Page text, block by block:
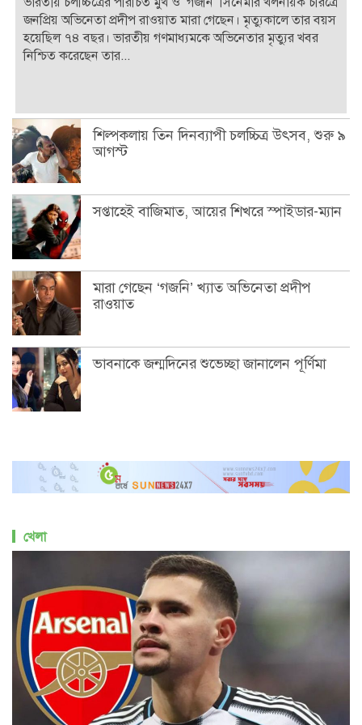
জনপ্রিয় অভিনেতা প্রদীপ রাওয়াত মারা গেছেন। মৃত্যুকালে তার বয়স
হয়েছিল ৭৪ বছর। ভারতীয় গণমাধ্যমকে অভিনেতার মৃত্যুর খবর
নিশ্চিত করেছেন তার...
শিল্পকলায় তিন দিনব্যাপী চলচ্চিত্র উৎসব, শুরু ৯
আগস্ট
সপ্তাহেই বাজিমাত, আয়ের শিখরে স্পাইডার-ম্যান
মারা গেছেন ‘গজনি’ খ্যাত অভিনেতা প্রদীপ
রাওয়াত
ভাবনাকে জন্মদিনের শুভেচ্ছা জানালেন পূর্ণিমা
খেলা